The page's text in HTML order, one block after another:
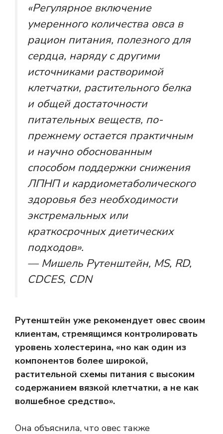
«Регулярное включение
умеренного количества овса в
рацион питания, полезного для
сердца, наряду с другими
источниками растворимой
клетчатки, растительного белка
и общей достаточности
питательных веществ, по-
прежнему остается практичным
и научно обоснованным
способом поддержки снижения
ЛПНП и кардиометаболического
здоровья без необходимости
экстремальных или
краткосрочных диетических
подходов».
— Мишель Рутенштейн, MS, RD,
CDCES, CDN
Рутенштейн уже рекомендует овес своим
клиентам, стремящимся контролировать
уровень холестерина, «но как один из
компонентов более широкой,
растительной схемы питания с высоким
содержанием вязкой клетчатки, а не как
волшебное средство».
Она объяснила, что овес также